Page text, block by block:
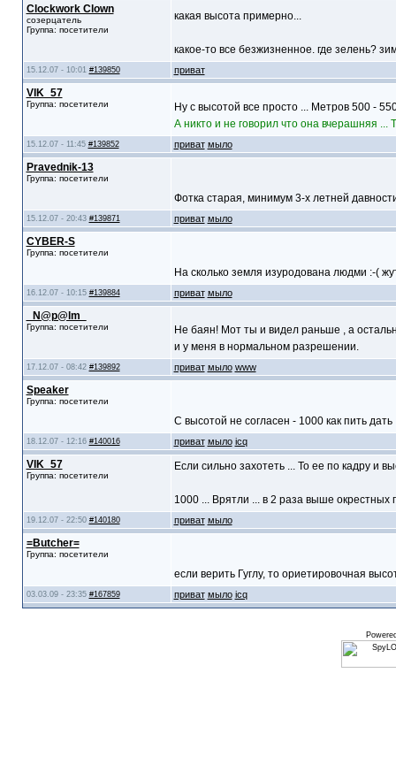
Clockwork Clown
созерцатель
Группа: посетители
какая высота примерно...
какое-то все безжизненное. где зелень?
15.12.07 - 10:01 #139850 приват
VIK_57
Группа: посетители
Ну с высотой все просто ... Метров 500 -
А никто и не говорил что она вчерашняя ...
15.12.07 - 11:45 #139852 приват мыло
Pravednik-13
Группа: посетители
Фотка старая, минимум 3-х летней
15.12.07 - 20:43 #139871 приват мыло
CYBER-S
Группа: посетители
На сколько земля изуродована людми :-(
16.12.07 - 10:15 #139884 приват мыло
_N@p@lm_
Группа: посетители
Не баян! Мот ты и видел раньше , а
и у меня в нормальном разрешении.
17.12.07 - 08:42 #139892 приват мыло www
Speaker
Группа: посетители
С высотой не согласен - 1000 как пить дать
18.12.07 - 12:16 #140016 приват мыло icq
VIK_57
Группа: посетители
Если сильно захотеть ... То ее по кадру и
1000 ... Врятли ... в 2 раза выше окрестных
19.12.07 - 22:50 #140180 приват мыло
=Butcher=
Группа: посетители
если верить Гуглу, то ориетировочная
03.03.09 - 23:35 #167859 приват мыло icq